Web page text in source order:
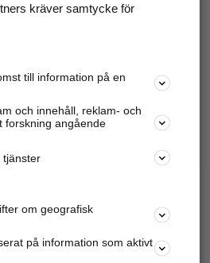
platser.
företagsinfo mm.
Marknadsför företaget
Kom igång och annonsera mot
samarbetspartners nära dig.
kräver samtycke för
till information på en
och innehåll, reklam- och
forskning angående
tjänster
om geografisk
på information som aktivt